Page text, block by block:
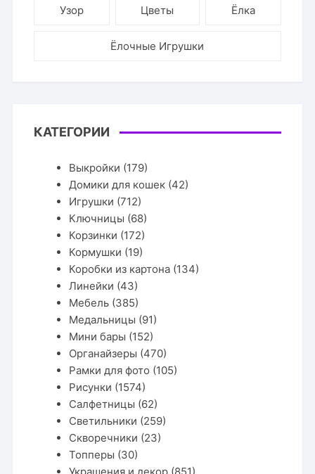
Узор Цветы Ёлка
Ёлочные Игрушки
КАТЕГОРИИ
Выкройки (179)
Домики для кошек (42)
Игрушки (712)
Ключницы (68)
Корзинки (172)
Кормушки (19)
Коробки из картона (134)
Линейки (43)
Мебель (385)
Медальницы (91)
Мини бары (152)
Органайзеры (470)
Рамки для фото (105)
Рисунки (1574)
Салфетницы (62)
Светильники (259)
Скворечники (23)
Топперы (30)